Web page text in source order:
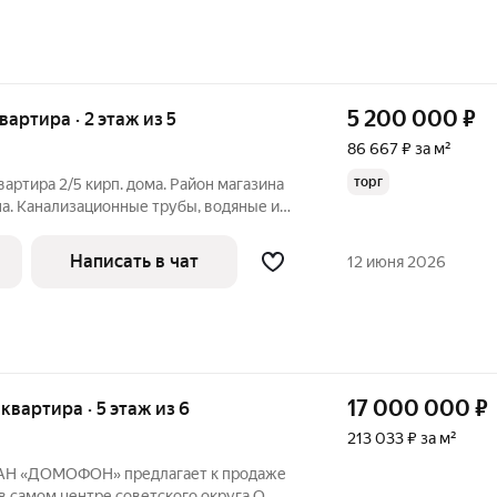
· 2 этаж из 5
2/5 кирп. дома. Район магазина
Канализационные трубы, водяные и
Решётки на окнах и балконе.
5 200 000 ₽
86 667 ₽ за м²
торг
Написать в чат 12 июня 2026
· 5 этаж из 6
«ДОМОФОН» предлагает к продаже
17 000 000 ₽
213 033 ₽ за м²